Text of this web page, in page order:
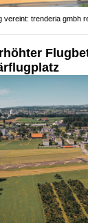
vereint: trenderia gmbh